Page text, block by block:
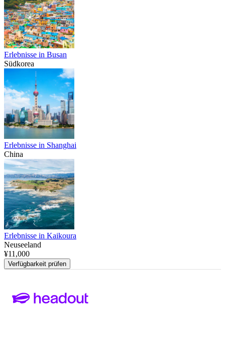
Erlebnisse in Busan
Südkorea
Erlebnisse in Shanghai
China
Erlebnisse in Kaikoura
Neuseeland
¥11,000
Verfügbarkeit prüfen